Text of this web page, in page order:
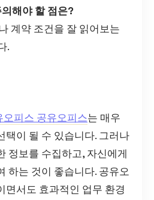
해야 할 점은?
계약 조건을 잘 읽어보는
.
오피스 공유오피스는 매우
택이 될 수 있습니다. 그러나
정보를 수집하고, 자신에게
하는 것이 좋습니다. 공유오
면서도 효과적인 업무 환경